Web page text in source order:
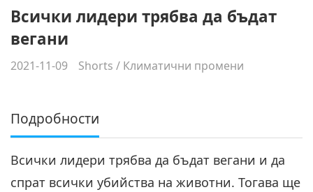
Всички лидери трябва да бъдат
вегани
2021-11-09 Shorts / Климатични промени
Подробности
Всички лидери трябва да бъдат вегани и да
спрат всички убийства на животни. Тогава ще